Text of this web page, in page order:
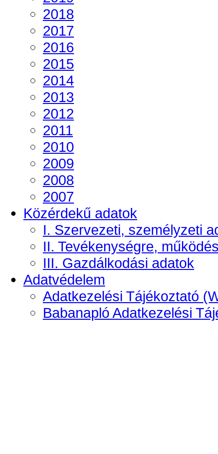
2018
2017
2016
2015
2014
2013
2012
2011
2010
2009
2008
2007
Közérdekű adatok
I. Szervezeti, személyzeti
II. Tevékenységre,
III. Gazdálkodási adatok
Adatvédelem
Adatkezelési Tájékoztató
Babanapló Adatkezelési